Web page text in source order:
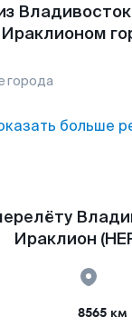
города
больше
Ираклион
8565 км